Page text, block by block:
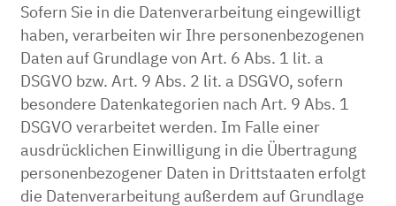
Sofern Sie in die Datenverarbeitung eingewilligt
haben, verarbeiten wir Ihre personenbezogenen
Daten auf Grundlage von Art. 6 Abs. 1 lit. a
DSGVO bzw. Art. 9 Abs. 2 lit. a DSGVO, sofern
besondere Datenkategorien nach Art. 9 Abs. 1
DSGVO verarbeitet werden. Im Falle einer
ausdrücklichen Einwilligung in die Übertragung
personenbezogener Daten in Drittstaaten erfolgt
die Datenverarbeitung außerdem auf Grundlage